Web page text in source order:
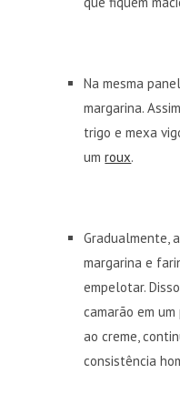
Na mesma
margarina.
trigo e mexa
umroux.
Gradualmente,
margarina e
empelotar.
camarão em
ao creme,
consistência